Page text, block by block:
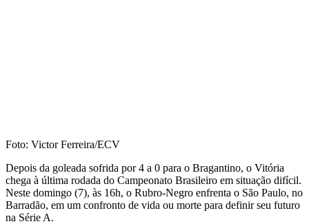
Foto: Victor Ferreira/ECV
Depois da goleada sofrida por 4 a 0 para o Bragantino, o Vitória
chega à última rodada do Campeonato Brasileiro em situação difícil.
Neste domingo (7), às 16h, o Rubro-Negro enfrenta o São Paulo, no
Barradão, em um confronto de vida ou morte para definir seu futuro
na Série A.